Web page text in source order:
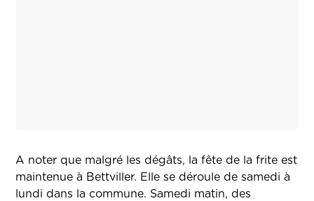
A noter que malgré les dégâts, la fête de la frite est
maintenue à Bettviller. Elle se déroule de samedi à
lundi dans la commune. Samedi matin, des